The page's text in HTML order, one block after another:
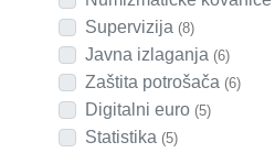
Supervizija (8)
Javna izlaganja (6)
Zaštita potrošača (6)
Digitalni euro (5)
Statistika (5)